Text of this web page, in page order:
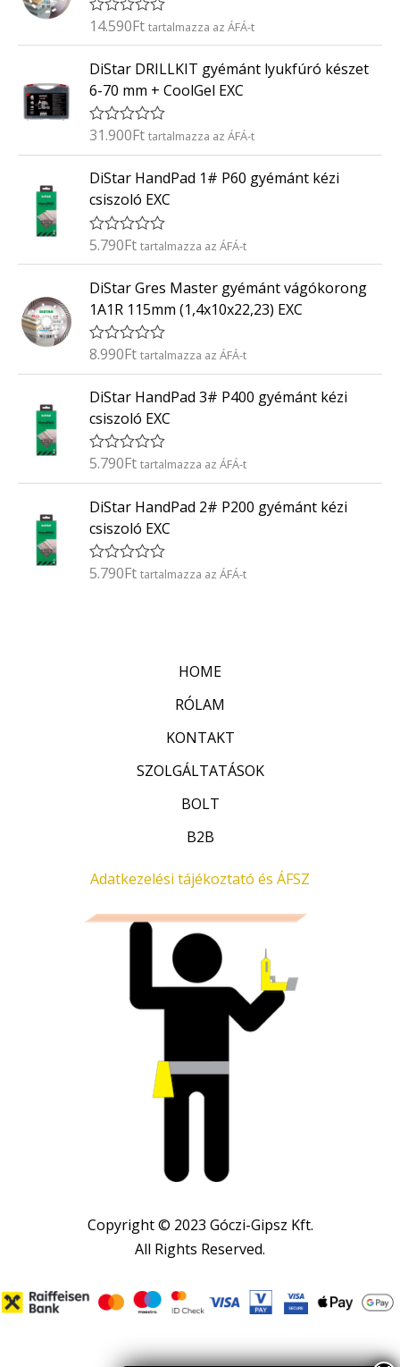
É
é
k
e
l
s
:
/
5
14.590Ft tartalmazza az ÁFÁ-t
DiStar DRILLKIT gyémánt lyukfúró készet
6-70 mm + CoolGel EXC
É
é
e
l
é
s
:
/
5
31.900Ft tartalmazza az ÁFÁ-t
DiStar HandPad 1# P60 gyémánt kézi
csiszoló EXC
É
é
k
e
l
é
s
:
/
5
5.790Ft tartalmazza az ÁFÁ-t
DiStar Gres Master gyémánt vágókorong
1A1R 115mm (1,4x10x22,23) EXC
É
é
e
l
s
:
/
5
8.990Ft tartalmazza az ÁFÁ-t
DiStar HandPad 3# P400 gyémánt kézi
csiszoló EXC
É
é
e
l
é
s
5.790Ft tartalmazza az ÁFÁ-t
DiStar HandPad 2# P200 gyémánt kézi
csiszoló EXC
É
5.790Ft tartalmazza az ÁFÁ-t
HOME
RÓLAM
KONTAKT
SZOLGÁLTATÁSOK
BOLT
B2B
Adatkezelési tájékoztató és ÁFSZ
Copyright © 2023 Góczi-Gipsz Kft.
All Rights Reserved.